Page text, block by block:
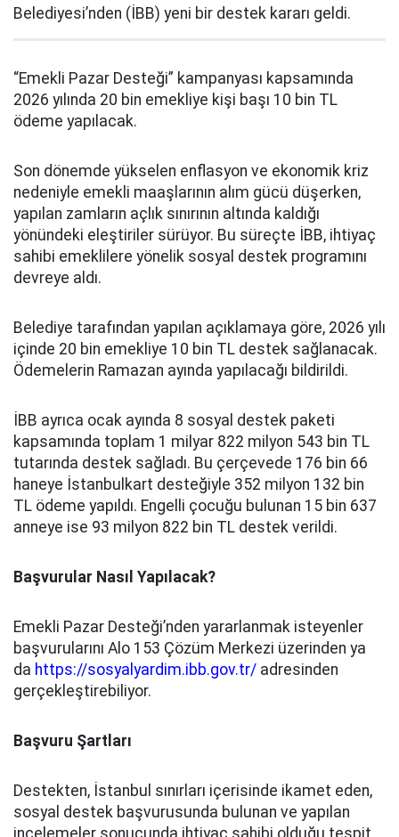
Belediyesi’nden (İBB) yeni bir destek kararı geldi.
“Emekli Pazar Desteği” kampanyası kapsamında
2026 yılında 20 bin emekliye kişi başı 10 bin TL
ödeme yapılacak.
Son dönemde yükselen enflasyon ve ekonomik kriz
nedeniyle emekli maaşlarının alım gücü düşerken,
yapılan zamların açlık sınırının altında kaldığı
yönündeki eleştiriler sürüyor. Bu süreçte İBB, ihtiyaç
sahibi emeklilere yönelik sosyal destek programını
devreye aldı.
Belediye tarafından yapılan açıklamaya göre, 2026 yılı
içinde 20 bin emekliye 10 bin TL destek sağlanacak.
Ödemelerin Ramazan ayında yapılacağı bildirildi.
İBB ayrıca ocak ayında 8 sosyal destek paketi
kapsamında toplam 1 milyar 822 milyon 543 bin TL
tutarında destek sağladı. Bu çerçevede 176 bin 66
haneye İstanbulkart desteğiyle 352 milyon 132 bin
TL ödeme yapıldı. Engelli çocuğu bulunan 15 bin 637
anneye ise 93 milyon 822 bin TL destek verildi.
Başvurular Nasıl Yapılacak?
Emekli Pazar Desteği’nden yararlanmak isteyenler
başvurularını Alo 153 Çözüm Merkezi üzerinden ya
da https://sosyalyardim.ibb.gov.tr/ adresinden
gerçekleştirebiliyor.
Başvuru Şartları
Destekten, İstanbul sınırları içerisinde ikamet eden,
sosyal destek başvurusunda bulunan ve yapılan
incelemeler sonucunda ihtiyaç sahibi olduğu tespit